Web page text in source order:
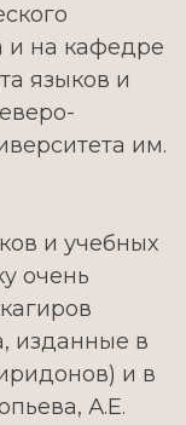
и на кафедре
языков и
им.
и учебных
очень
изданные в
и в
А.Е.